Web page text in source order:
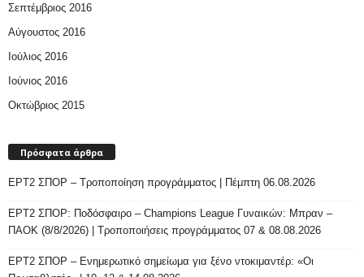
Σεπτέμβριος 2016
Αύγουστος 2016
Ιούλιος 2016
Ιούνιος 2016
Οκτώβριος 2015
Πρόσφατα άρθρα
ΕΡΤ2 ΣΠΟΡ – Τροποποίηση προγράμματος | Πέμπτη 06.08.2026
ΕΡΤ2 ΣΠΟΡ: Ποδόσφαιρο – Champions League Γυναικών: Μπραν –
ΠΑΟΚ (8/8/2026) | Τροποποιήσεις προγράμματος 07 & 08.08.2026
ΕΡΤ2 ΣΠΟΡ – Ενημερωτικό σημείωμα για ξένο ντοκιμαντέρ: «Οι